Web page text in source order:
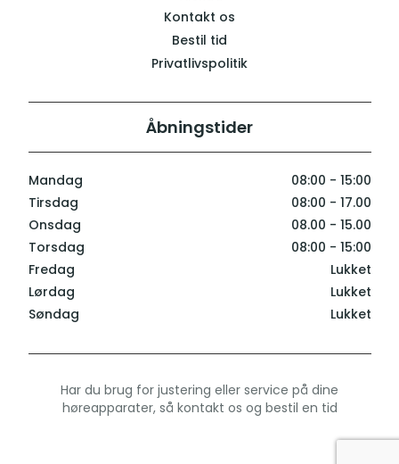
Kontakt os
Bestil tid
Privatlivspolitik
Åbningstider
Mandag
08:00 - 15:00
Tirsdag
08:00 - 17.00
Onsdag
08.00 - 15.00
Torsdag
08:00 - 15:00
Fredag
Lukket
Lørdag
Lukket
Søndag
Lukket
Har du brug for justering eller service på dine
høreapparater, så kontakt os og bestil en tid